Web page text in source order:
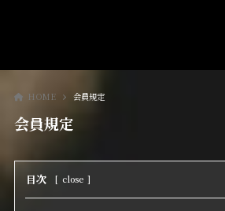
HOME 会員規定
会員規定
目次 [ close ]